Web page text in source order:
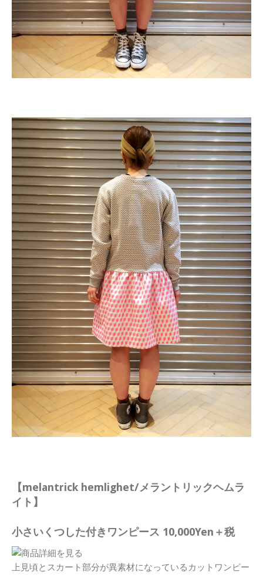
【melantrick hemlighet/メラントリックヘムラ
イト】
小さいくつした付きワンピース 10,000Yen＋税
上見頃とスカート部分が異素材になっているカットワンピー